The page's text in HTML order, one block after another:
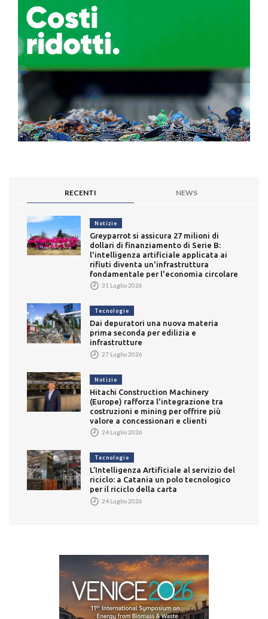
RECENTI NEWS
Notizie
Greyparrot si assicura 27 milioni di
dollari di finanziamento di Serie B:
l'intelligenza artificiale applicata ai
rifiuti diventa un'infrastruttura
fondamentale per l'economia circolare
31 Luglio 2026
Tecnologie
Dai depuratori una nuova materia
prima seconda per edilizia e
infrastrutture
27 Luglio 2026
Notizie
Hitachi Construction Machinery
(Europe) rafforza l'integrazione tra
costruzioni e mining per offrire più
valore a concessionari e clienti
24 Luglio 2026
Tecnologie
L’Intelligenza Artificiale al servizio del
riciclo: a Catania un polo tecnologico
per il riciclo della carta
24 Luglio 2026